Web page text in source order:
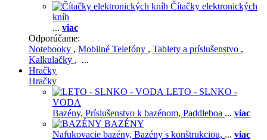
Čítačky elektronických
kníh
... viac
Odporúčame:
Notebooky , Mobilné Telefóny , Tablety a príslušenstvo ,
Kalkulačky , ...
Hračky
Hračky
LETO - SLNKO -
VODA
Bazény, Príslušenstvo k bazénom, Paddleboa ... viac
BAZÉNY
Nafukovacie bazény, Bazény s konštrukciou, ... viac